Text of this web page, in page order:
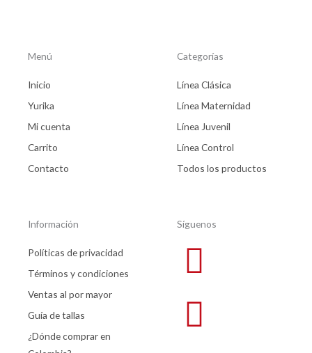
Menú
Inicio
Yurika
Mi cuenta
Carrito
Contacto
Categorías
Línea Clásica
Línea Maternidad
Línea Juvenil
Línea Control
Todos los productos
Información
Políticas de privacidad
Términos y condiciones
Ventas al por mayor
Guía de tallas
¿Dónde comprar en
Síguenos